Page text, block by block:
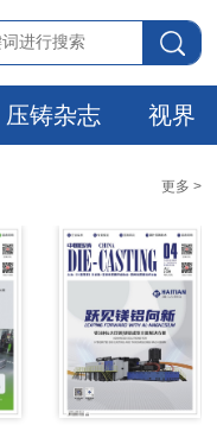
压铸杂志 视界
更多 >